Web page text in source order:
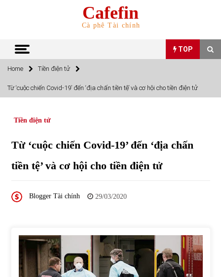
Cafefin
Cà phê Tài chính
TOP
TOP
Top 10 mặt hàng Việt Nam nhập khẩu nhiều nhất tháng
15/06/2022
Top 10 mặt hàng Việt Nam xuất khẩu nhiều nhất tháng
Tự doanh ngày 3.6.2022: CTCK mua ròng 28,7 tỷ đồng
06/06/2022
Home Tiền điện tử
Từ ‘cuộc chiến Covid-19’ đến ‘địa chấn tiền tệ’ và cơ hội cho tiền điện tử
Tiền điện tử
Từ ‘cuộc chiến Covid-19’ đến ‘địa chấn
tiền tệ’ và cơ hội cho tiền điện tử
Blogger Tài chính 29/03/2020